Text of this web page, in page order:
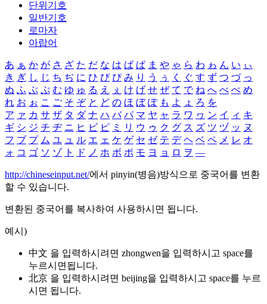
단위기호
일반기호
로마자
아랍어
あ ぁ か が さ ざ た だ な は ば ぱ ま や ゃ ら わ ゎ ん い ぃ
き ぎ し じ ち ぢ に ひ び ぴ み り う ぅ く ぐ す ず つ づ っ
ぬ ふ ぶ ぷ む ゆ ゅ る え ぇ け げ せ ぜ て で ね へ べ ぺ め
れ お ぉ こ ご そ ぞ と ど の ほ ぼ ぽ も よ ょ ろ を
ア ァ カ サ ザ タ ダ ナ ハ バ パ マ ヤ ャ ラ ワ ヮ ン イ ィ キ
ギ シ ジ チ ヂ ニ ヒ ビ ピ ミ リ ウ ゥ ク グ ス ズ ツ ヅ ッ ヌ
フ ブ プ ム ユ ュ ル エ ェ ケ ゲ セ ゼ テ デ ヘ ベ ペ メ レ オ
ォ コ ゴ ソ ゾ ト ド ノ ホ ボ ポ モ ヨ ョ ロ ヲ ―
http://chineseinput.net/에서 pinyin(병음)방식으로 중국어를 변환
할 수 있습니다.
변환된 중국어를 복사하여 사용하시면 됩니다.
예시)
中文 을 입력하시려면 zhongwen을 입력하시고 space를
누르시면됩니다.
北京 을 입력하시려면 beijing을 입력하시고 space를 누르
시면 됩니다.